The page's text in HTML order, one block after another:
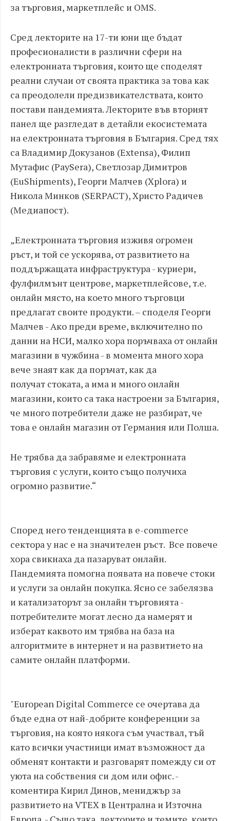
за търговия, маркетплейс и OMS.
Сред лекторите на 17-ти юни ще бъдат
професионалисти в различни сфери на
електронната търговия, които ще споделят
реални случаи от своята практика за това как
са преодолели предизвикателствата, които
постави пандемията. Лекторите във вторият
панел ще разгледат в детайли екосистемата
на електронната търговия в България. Сред тях
са Владимир Докузанов (Extensa), Филип
Мутафис (PaySera), Светлозар Димитров
(EuShipments), Георги Малчев (Xplora) и
Никола Минков (SERPACT), Христо Радичев
(Медиапост).
„Електронната търговия изживя огромен
ръст, и той се ускорява, от развитието на
поддържащата инфраструктура - куриери,
фулфилмънт центрове, маркетплейсове, т.е.
онлайн място, на което много търговци
предлагат своите продукти. – споделя Георги
Малчев - Ако преди време, включително по
данни на НСИ, малко хора поръчваха от онлайн
магазини в чужбина - в момента много хора
вече знаят как да поръчат, как да
получат стоката, а има и много онлайн
магазини, които са така настроени за България,
че много потребители даже не разбират, че
това е онлайн магазин от Германия или Полша.
Не трябва да забравяме и електронната
търговия с услуги, които също получиха
огромно развитие.“
Според него тенденцията в e-commerce
сектора у нас е на значителен ръст. Все повече
хора свикнаха да пазаруват онлайн.
Пандемията помогна появата на повече стоки
и услуги за онлайн покупка. Ясно се забелязва
и катализаторът за онлайн търговията -
потребителите могат лесно да намерят и
изберат каквото им трябва на база на
алгоритмите в интернет и на развитието на
самите онлайн платформи.
"European Digital Commerce се очертава да
бъде една от най-добрите конференции за
търговия, на която някога съм участвал, тъй
като всички участници имат възможност да
обменят контакти и разговарят помежду си от
уюта на собствения си дом или офис. -
коментира Кирил Динов, мениджър за
развитието на VTEX в Централна и Източна